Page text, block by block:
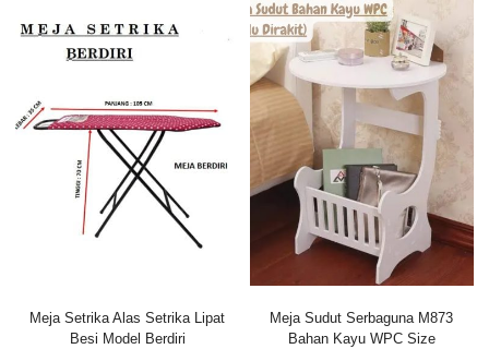
Meja Setrika Alas Setrika Lipat
Besi Model Berdiri
Meja Sudut Serbaguna M873
Bahan Kayu WPC Size